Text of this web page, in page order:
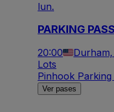
lun.
PARKING
20:00
Lots
Pinhook Parking
Ver pases